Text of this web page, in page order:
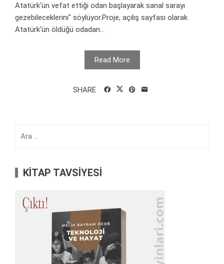
Atatürk'ün vefat ettiği odan başlayarak sanal sarayı
gezebileceklerini" söylüyor.Proje, açılış sayfası olarak
Atatürk'ün öldüğü odadan...
Read More
SHARE
KİTAP TAVSİYESİ